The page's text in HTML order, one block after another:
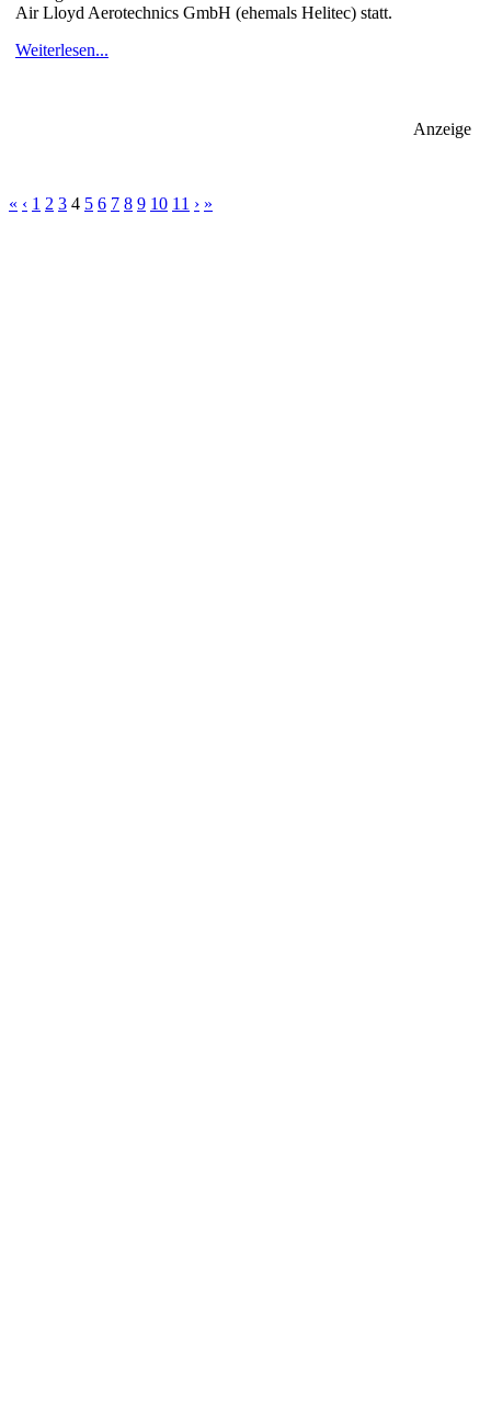
Air Lloyd Aerotechnics GmbH (ehemals Helitec) statt.
Weiterlesen...
Anzeige
« ‹ 1 2 3 4 5 6 7 8 9 10 11 › »